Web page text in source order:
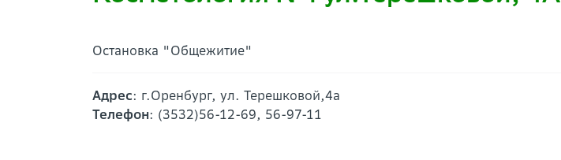
Остановка "Общежитие"
Адрес: г.Оренбург, ул. Терешковой,4а
Телефон: (3532)56-12-69, 56-97-11